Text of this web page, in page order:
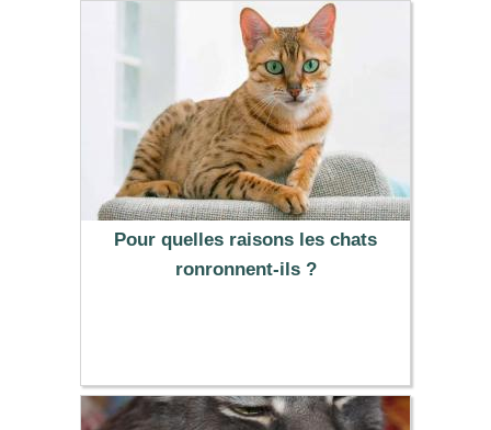
Pour quelles raisons les chats
ronronnent-ils ?